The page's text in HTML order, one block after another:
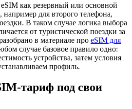
как резервный или основной
для второго телефона,
В таком случае логика выбора
от туристической поездки за
в материале про eSIM для
случае базовое правило одно:
устройства, затем условия
профиль.
тариф под свои